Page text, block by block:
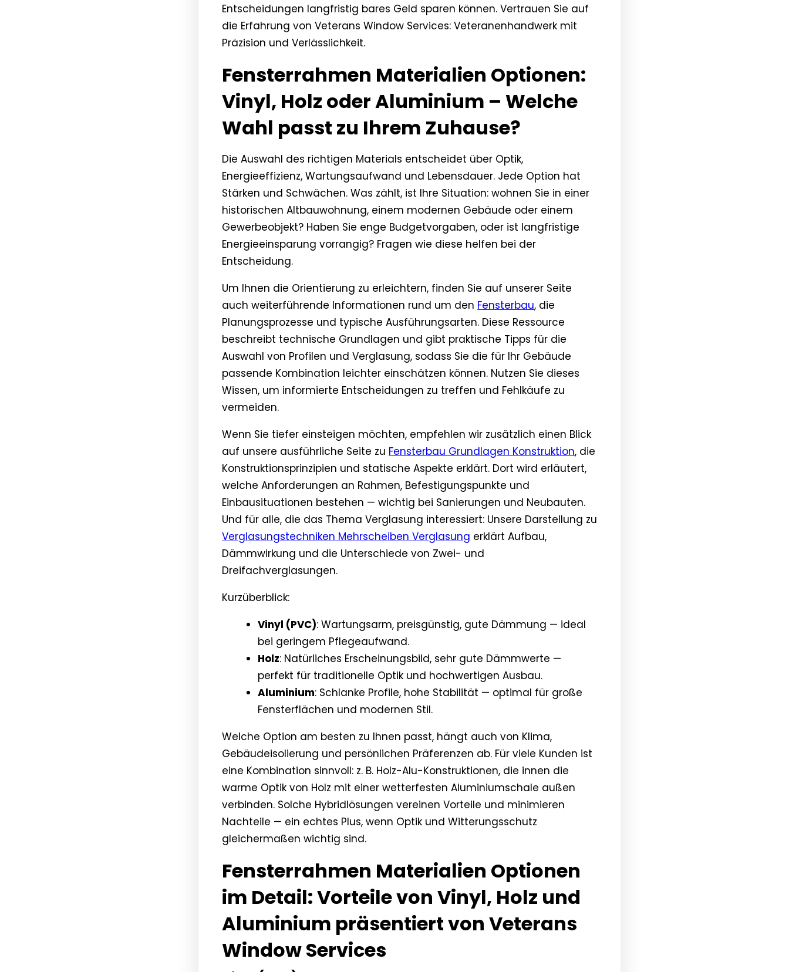
Entscheidungen langfristig bares Geld sparen können. Vertrauen Sie auf
die Erfahrung von Veterans Window Services: Veteranenhandwerk mit
Präzision und Verlässlichkeit.
Fensterrahmen Materialien Optionen:
Vinyl, Holz oder Aluminium – Welche
Wahl passt zu Ihrem Zuhause?
Die Auswahl des richtigen Materials entscheidet über Optik,
Energieeffizienz, Wartungsaufwand und Lebensdauer. Jede Option hat
Stärken und Schwächen. Was zählt, ist Ihre Situation: wohnen Sie in einer
historischen Altbauwohnung, einem modernen Gebäude oder einem
Gewerbeobjekt? Haben Sie enge Budgetvorgaben, oder ist langfristige
Energieeinsparung vorrangig? Fragen wie diese helfen bei der
Entscheidung.
Um Ihnen die Orientierung zu erleichtern, finden Sie auf unserer Seite
auch weiterführende Informationen rund um den Fensterbau, die
Planungsprozesse und typische Ausführungsarten. Diese Ressource
beschreibt technische Grundlagen und gibt praktische Tipps für die
Auswahl von Profilen und Verglasung, sodass Sie die für Ihr Gebäude
passende Kombination leichter einschätzen können. Nutzen Sie dieses
Wissen, um informierte Entscheidungen zu treffen und Fehlkäufe zu
vermeiden.
Wenn Sie tiefer einsteigen möchten, empfehlen wir zusätzlich einen Blick
auf unsere ausführliche Seite zu Fensterbau Grundlagen Konstruktion, die
Konstruktionsprinzipien und statische Aspekte erklärt. Dort wird erläutert,
welche Anforderungen an Rahmen, Befestigungspunkte und
Einbausituationen bestehen — wichtig bei Sanierungen und Neubauten.
Und für alle, die das Thema Verglasung interessiert: Unsere Darstellung zu
Verglasungstechniken Mehrscheiben Verglasung erklärt Aufbau,
Dämmwirkung und die Unterschiede von Zwei- und
Dreifachverglasungen.
Kurzüberblick:
Vinyl (PVC): Wartungsarm, preisgünstig, gute Dämmung — ideal
bei geringem Pflegeaufwand.
Holz: Natürliches Erscheinungsbild, sehr gute Dämmwerte —
perfekt für traditionelle Optik und hochwertigen Ausbau.
Aluminium: Schlanke Profile, hohe Stabilität — optimal für große
Fensterflächen und modernen Stil.
Welche Option am besten zu Ihnen passt, hängt auch von Klima,
Gebäudeisolierung und persönlichen Präferenzen ab. Für viele Kunden ist
eine Kombination sinnvoll: z. B. Holz-Alu-Konstruktionen, die innen die
warme Optik von Holz mit einer wetterfesten Aluminiumschale außen
verbinden. Solche Hybridlösungen vereinen Vorteile und minimieren
Nachteile — ein echtes Plus, wenn Optik und Witterungsschutz
gleichermaßen wichtig sind.
Fensterrahmen Materialien Optionen
im Detail: Vorteile von Vinyl, Holz und
Aluminium präsentiert von Veterans
Window Services